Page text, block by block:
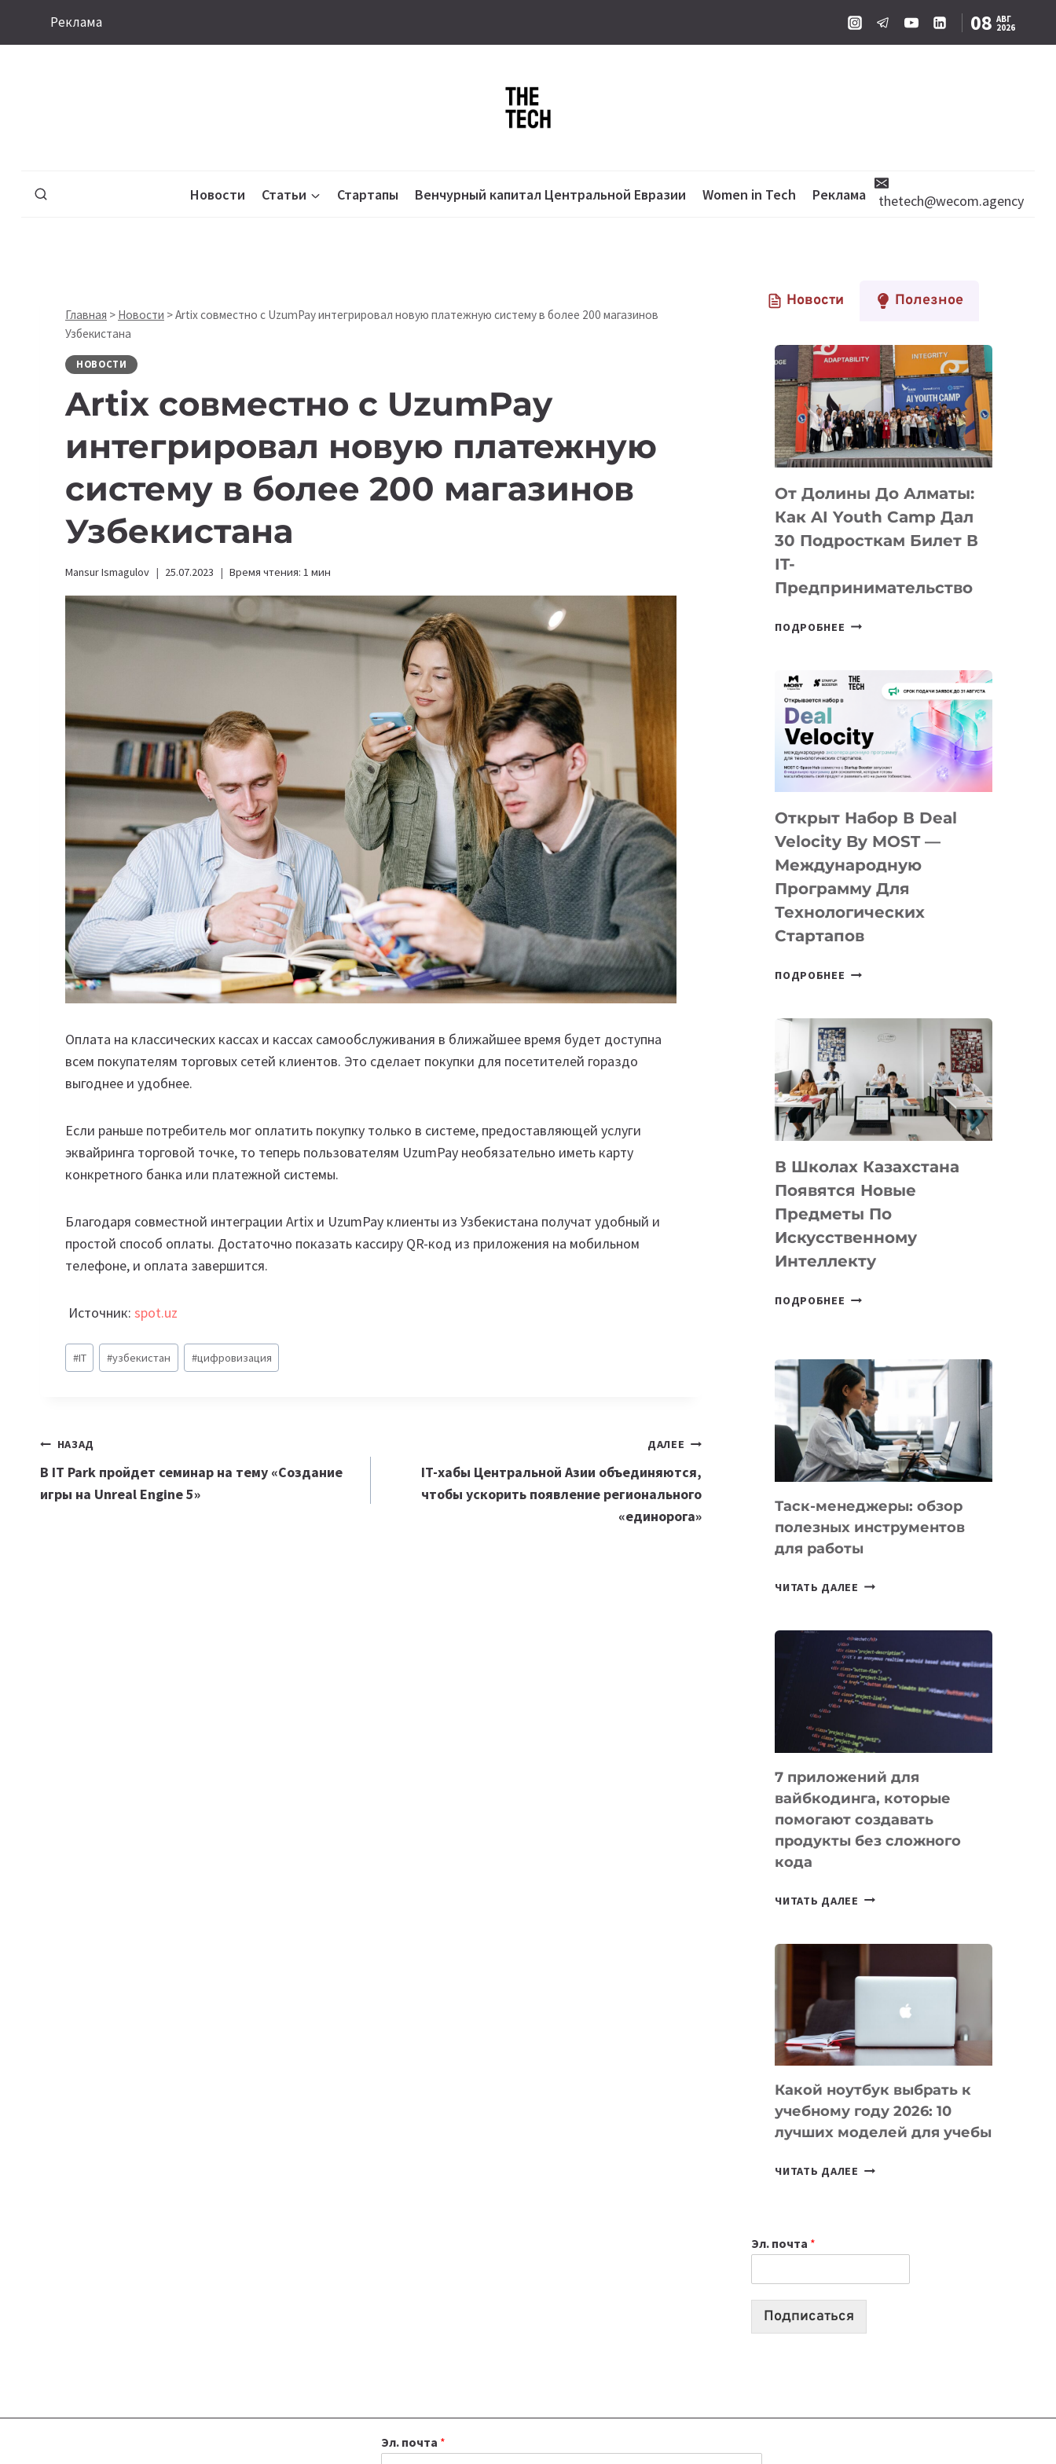
Реклама 08 АВГ
2026
Новости Статьи Стартапы Венчурный капитал Центральной Евразии Women in Tech Реклама thetech@wecom.agency
Главная > Новости >Artix совместно с UzumPay интегрировал новую платежную систему в более 200 магазинов
Узбекистана
НОВОСТИ
Artix совместно с UzumPay
интегрировал новую платежную
систему в более 200 магазинов
Узбекистана
Mansur Ismagulov 25.07.2023 Время чтения: 1 мин
Оплата на классических кассах и кассах самообслуживания в ближайшее время будет доступна
всем покупателям торговых сетей клиентов. Это сделает покупки для посетителей гораздо
выгоднее и удобнее.
Если раньше потребитель мог оплатить покупку только в системе, предоставляющей услуги
эквайринга торговой точке, то теперь пользователям UzumPay необязательно иметь карту
конкретного банка или платежной системы.
Благодаря совместной интеграции Artix и UzumPay клиенты из Узбекистана получат удобный и
простой способ оплаты. Достаточно показать кассиру QR-код из приложения на мобильном
телефоне, и оплата завершится.
Источник: spot.uz
Метки
записи:
#IT #узбекистан #цифровизация
Навигация
по
НАЗАД
В IT Park пройдет семинар на тему «Создание
игры на Unreal Engine 5»
ДАЛЕЕ
IT-хабы Центральной Азии объединяются,
чтобы ускорить появление регионального
«единорога»
Новости Полезное
От Долины До Алматы:
Как AI Youth Camp Дал
30 Подросткам Билет В
IT-
Предпринимательство
ПОДРОБНЕЕ ОТ
АЛМАТЫ:
YOUTH
CAMP
ДАЛ
ПОДРОСТКАМ
БИЛЕТ
IT-
ПРЕДПРИНИМАТЕЛЬСТВО
Открыт Набор В Deal
Velocity By MOST —
Международную
Программу Для
Технологических
Стартапов
ПОДРОБНЕЕ ОТКРЫТ
DEAL
VELOCITY
MOST
—
МЕЖДУНАРОДНУЮ
ДЛЯ
ТЕХНОЛОГИЧЕСКИХ
СТАРТАПОВ
В Школах Казахстана
Появятся Новые
Предметы По
Искусственному
Интеллекту
ПОДРОБНЕЕ
НОВЫЕ
ПРЕДМЕТЫ
ПО
ИСКУССТВЕННОМУ
ИНТЕЛЛЕКТУ
Таск-менеджеры: обзор
полезных инструментов
для работы
ЧИТАТЬ ДАЛЕЕ ТАСК-
ПОЛЕЗНЫХ
ИНСТРУМЕНТОВ
ДЛЯ
РАБОТЫ
7 приложений для
вайбкодинга, которые
помогают создавать
продукты без сложного
кода
ЧИТАТЬ ДАЛЕЕ
КОТОРЫЕ
СОЗДАВАТЬ
БЕЗ
КОДА
Какой ноутбук выбрать к
учебному году 2026: 10
лучших моделей для учебы
ЧИТАТЬ ДАЛЕЕ КАКОЙ
2026:
10
Эл. почта *
Подписаться
Эл. почта *